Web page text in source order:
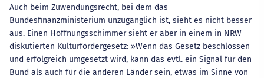
Auch beim Zuwendungsrecht, bei dem das
Bundesfinanzministerium unzugänglich ist, sieht es nicht besser
aus. Einen Hoffnungsschimmer sieht er aber in einem in NRW
diskutierten Kulturfördergesetz: »Wenn das Gesetz beschlossen
und erfolgreich umgesetzt wird, kann das evtl. ein Signal für den
Bund als auch für die anderen Länder sein, etwas im Sinne von